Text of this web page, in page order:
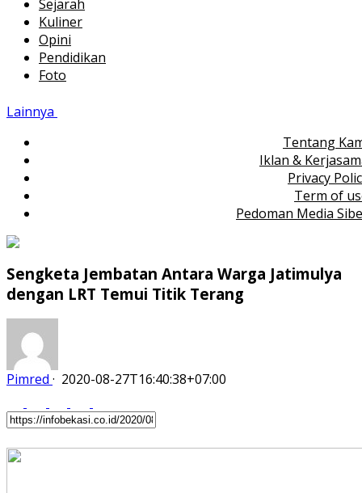
Sejarah
Kuliner
Opini
Pendidikan
Foto
Lainnya
Tentang
Iklan &
Privacy
Term of
Pedoman Media
Sengketa Jembatan Antara Warga Jatimulya
dengan LRT Temui Titik Terang
Pimred · 2020-08-27T16:40:38+07:00